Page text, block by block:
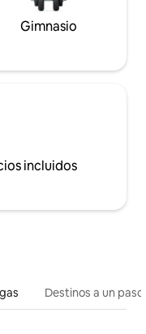
Gimnasio
incluidos
Destinos a un